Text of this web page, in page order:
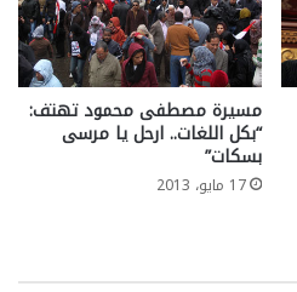
مسيرة مصطفى محمود تهتف:
“بكل اللغات.. ارحل يا مرسى
بسكات”
17 مايو، 2013